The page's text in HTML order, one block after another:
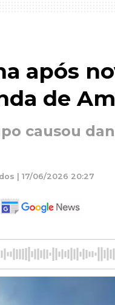
após
de
causou
| 17/06/2026 20:27